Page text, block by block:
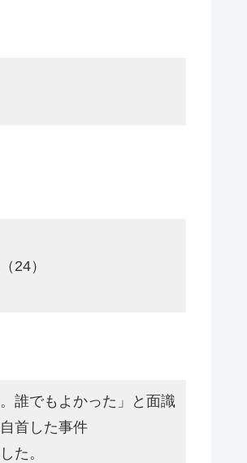
24）
誰でもよかった」と面識
首した事件
た。